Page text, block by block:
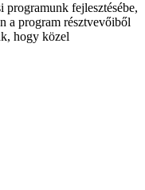
programunk fejlesztésébe,
a program résztvevőiből
hogy közel